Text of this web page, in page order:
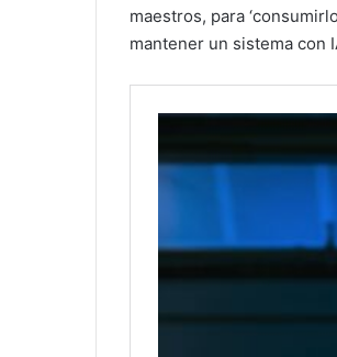
maestros, para
mantener un sistema con